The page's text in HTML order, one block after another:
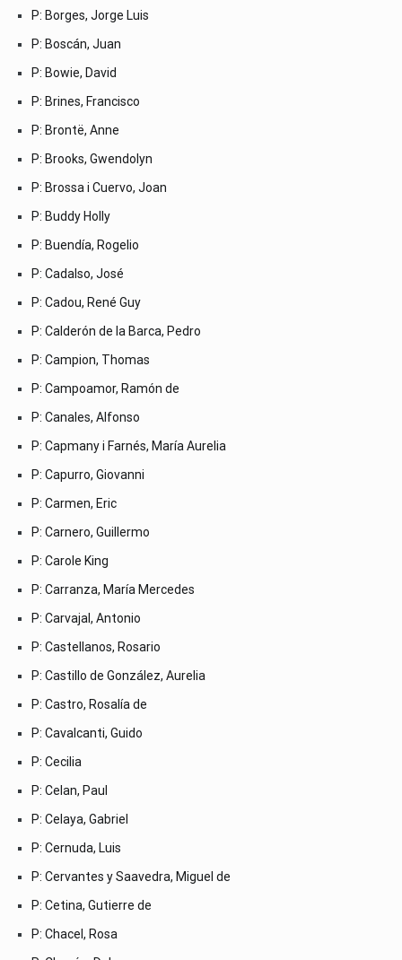
P: Borges, Jorge Luis
P: Boscán, Juan
P: Bowie, David
P: Brines, Francisco
P: Brontë, Anne
P: Brooks, Gwendolyn
P: Brossa i Cuervo, Joan
P: Buddy Holly
P: Buendía, Rogelio
P: Cadalso, José
P: Cadou, René Guy
P: Calderón de la Barca, Pedro
P: Campion, Thomas
P: Campoamor, Ramón de
P: Canales, Alfonso
P: Capmany i Farnés, María Aurelia
P: Capurro, Giovanni
P: Carmen, Eric
P: Carnero, Guillermo
P: Carole King
P: Carranza, María Mercedes
P: Carvajal, Antonio
P: Castellanos, Rosario
P: Castillo de González, Aurelia
P: Castro, Rosalía de
P: Cavalcanti, Guido
P: Cecilia
P: Celan, Paul
P: Celaya, Gabriel
P: Cernuda, Luis
P: Cervantes y Saavedra, Miguel de
P: Cetina, Gutierre de
P: Chacel, Rosa